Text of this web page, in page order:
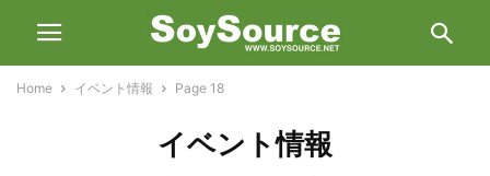
Home イベント情報 Page 18
イベント情報